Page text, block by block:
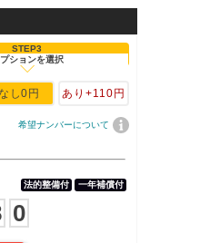
STEP3
ションを選択
なし0円 あり +110円
希望ナンバーについて
法的整備付 一年補償付
0